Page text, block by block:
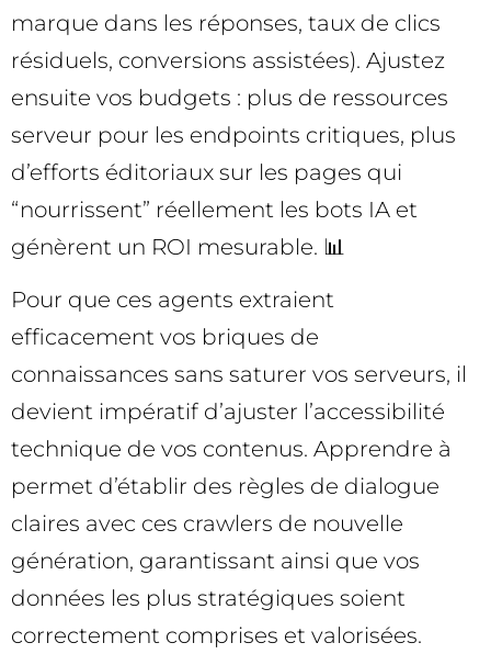
marque dans les réponses, taux de clics
résiduels, conversions assistées). Ajustez
ensuite vos budgets : plus de ressources
serveur pour les endpoints critiques, plus
d’efforts éditoriaux sur les pages qui
“nourrissent” réellement les bots IA et
génèrent un ROI mesurable. 📊
Pour que ces agents extraient
efficacement vos briques de
connaissances sans saturer vos serveurs, il
devient impératif d’ajuster l’accessibilité
technique de vos contenus. Apprendre à
permet d’établir des règles de dialogue
claires avec ces crawlers de nouvelle
génération, garantissant ainsi que vos
données les plus stratégiques soient
correctement comprises et valorisées.